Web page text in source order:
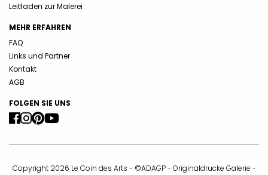
Leitfaden zur Malerei
MEHR ERFAHREN
FAQ
Links und Partner
Kontakt
AGB
FOLGEN SIE UNS
Copyright 2026 Le Coin des Arts - ©ADAGP - Originaldrucke Galerie -